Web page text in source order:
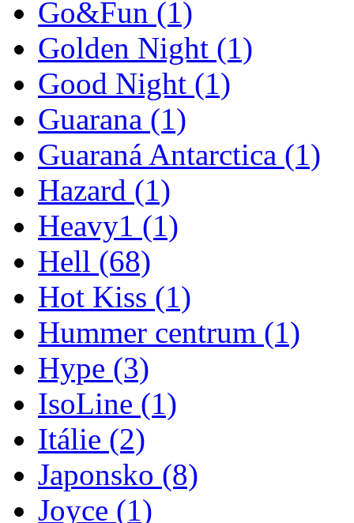
Go&Fun (1)
Golden Night (1)
Good Night (1)
Guarana (1)
Guaraná Antarctica (1)
Hazard (1)
Heavy1 (1)
Hell (68)
Hot Kiss (1)
Hummer centrum (1)
Hype (3)
IsoLine (1)
Itálie (2)
Japonsko (8)
Joyce (1)